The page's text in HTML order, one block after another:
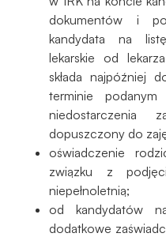
dokumentów i
kandydata na
lekarskie od
składa najpóźniej
terminie
niedostarczenia
dopuszczony do
oświadczenie
związku z
niepełnoletnią;
od kandydatów
dodatkowe